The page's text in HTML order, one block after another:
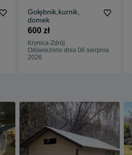
Gołębnik,kurnik,
domek
600 zł
Krynica-Zdrój
Odświeżono dnia 06 sierpnia
2026